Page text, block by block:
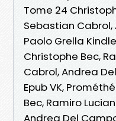
Tome 24
Sebastian
Paolo Grella
Christophe Bec,
Cabrol, Andrea
Epub VK,
Bec, Ramiro
Andrea Del